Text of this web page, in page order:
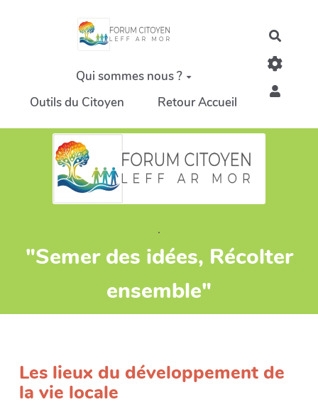
Aller au contenu principal
Qui sommes nous ?
Outils du Citoyen
Retour Accueil
.
"Semer des idées, Récolter
ensemble"
Les lieux du développement de
la vie locale